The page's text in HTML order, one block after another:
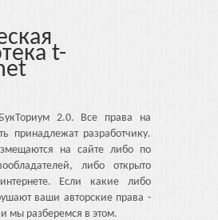
t-
2.0. Все права на
принадлежат разработчику.
на сайте либо по
либо открыто
Если какие либо
ваши авторские права -
мы разберемся в этом.